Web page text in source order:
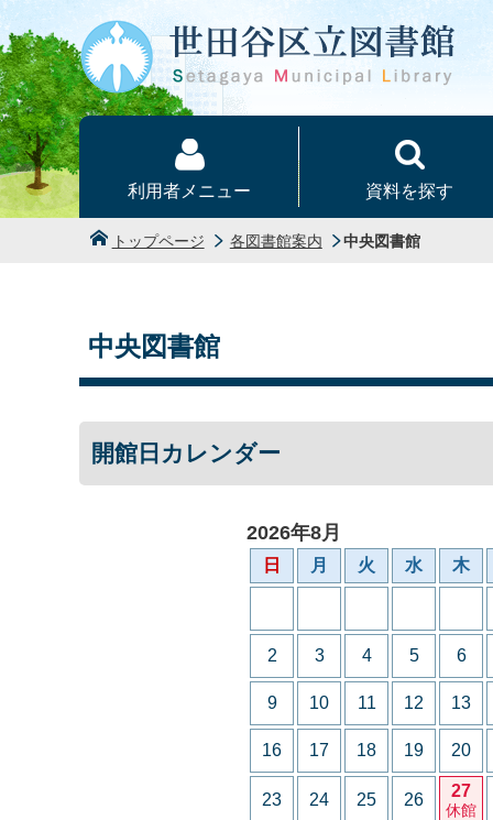
本文へ
利用者メニュー 資料を探す
トップページ 各図書館案内 中央図書館
中央図書館
開館日カレンダー
2026年8月
日 月 火 水 木
2 3 4 5 6
9 10 11 12 13
16 17 18 19 20
23 24 25 26 27
休館